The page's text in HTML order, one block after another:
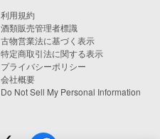
利用規約
酒類販売管理者標識
古物営業法に基づく表示
特定商取引法に関する表示
プライバシーポリシー
会社概要
Do Not Sell My Personal Information